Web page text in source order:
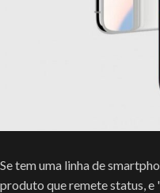
Se tem uma linha de
produto que remete status, e